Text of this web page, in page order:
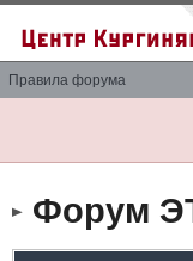
Правила форума
Форум